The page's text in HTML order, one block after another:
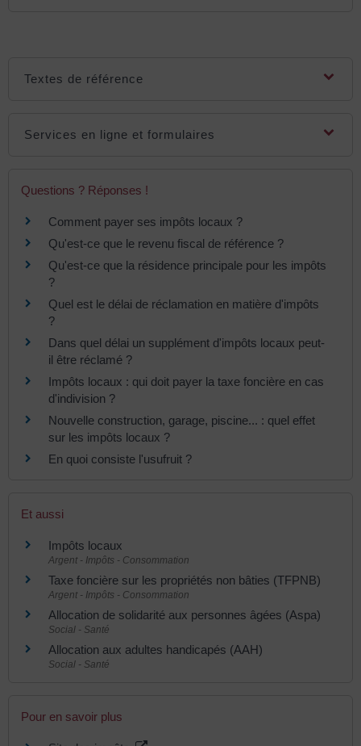
Textes de référence
Services en ligne et formulaires
Questions ? Réponses !
Comment payer ses impôts locaux ?
Qu'est-ce que le revenu fiscal de référence ?
Qu'est-ce que la résidence principale pour les impôts
?
Quel est le délai de réclamation en matière d'impôts
?
Dans quel délai un supplément d'impôts locaux peut-
il être réclamé ?
Impôts locaux : qui doit payer la taxe foncière en cas
d'indivision ?
Nouvelle construction, garage, piscine... : quel effet
sur les impôts locaux ?
En quoi consiste l'usufruit ?
Et aussi
Impôts locaux
Argent - Impôts - Consommation
Taxe foncière sur les propriétés non bâties (TFPNB)
Argent - Impôts - Consommation
Allocation de solidarité aux personnes âgées (Aspa)
Social - Santé
Allocation aux adultes handicapés (AAH)
Social - Santé
Pour en savoir plus